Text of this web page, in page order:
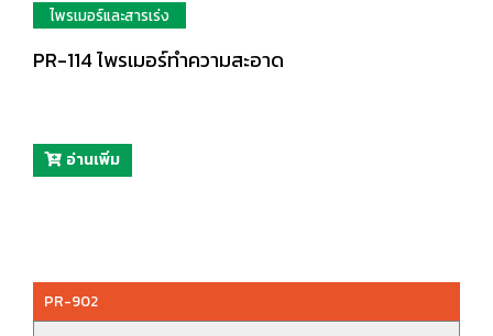
ไพรเมอร์และสารเร่ง
PR-114 ไพรเมอร์ทำความสะอาด
อ่านเพิ่ม
PR-902